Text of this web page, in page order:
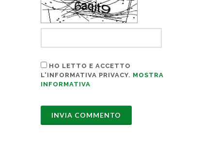
HO LETTO E ACCETTO
L'INFORMATIVA PRIVACY. MOSTRA
INFORMATIVA